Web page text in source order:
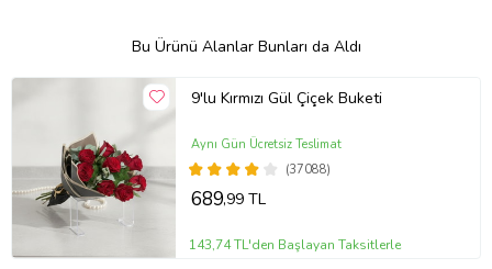
Bu Ürünü Alanlar Bunları da Aldı
9'lu Kırmızı Gül Çiçek Buketi
(37088)
Aynı Gün Ücretsiz Teslimat
689,99 TL
143,74 TL'den Başlayan Taksitlerle